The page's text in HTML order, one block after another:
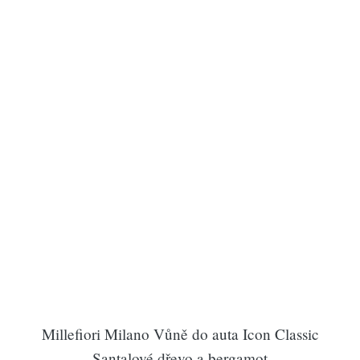
Millefiori Milano Vůně do auta Icon Classic